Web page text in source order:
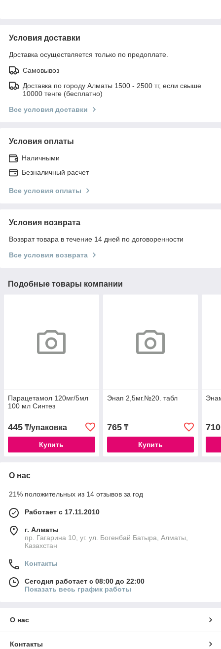
Условия доставки
Доставка осуществляется только по предоплате.
Самовывоз
Доставка по городу Алматы 1500 - 2500 тг, если свыше
10000 тенге (бесплатно)
Все условия доставки
Условия оплаты
Наличными
Безналичный расчет
Все условия оплаты
Условия возврата
Возврат товара в течение 14 дней по договоренности
Все условия возврата
Подобные товары компании
Парацетамол 120мг/5мл
100 мл Синтез
445 ₸/упаковка
Купить
Энап 2,5мг.№20. табл
765₸
Купить
710
О нас
21% положительных из 14 отзывов за год
Работает с 17.11.2010
г. Алматы
пр. Гагарина 10, уг. ул. Богенбай Батыра, Алматы,
Казахстан
Контакты
Сегодня работает с 08:00 до 22:00
Показать весь график работы
О нас
Контакты